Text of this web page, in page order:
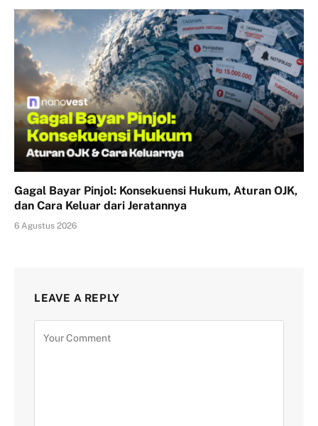
Gagal Bayar Pinjol: Konsekuensi Hukum, Aturan OJK,
dan Cara Keluar dari Jeratannya
6 Agustus 2026
LEAVE A REPLY